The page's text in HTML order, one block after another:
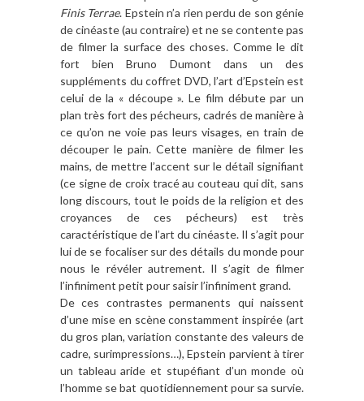
Finis Terrae. Epstein n’a rien perdu de son génie
de cinéaste (au contraire) et ne se contente pas
de filmer la surface des choses. Comme le dit
fort bien Bruno Dumont dans un des
suppléments du coffret DVD, l’art d’Epstein est
celui de la « découpe ». Le film débute par un
plan très fort des pécheurs, cadrés de manière à
ce qu’on ne voie pas leurs visages, en train de
découper le pain. Cette manière de filmer les
mains, de mettre l’accent sur le détail signifiant
(ce signe de croix tracé au couteau qui dit, sans
long discours, tout le poids de la religion et des
croyances de ces pécheurs) est très
caractéristique de l’art du cinéaste. Il s’agit pour
lui de se focaliser sur des détails du monde pour
nous le révéler autrement. Il s’agit de filmer
l’infiniment petit pour saisir l’infiniment grand.
De ces contrastes permanents qui naissent
d’une mise en scène constamment inspirée (art
du gros plan, variation constante des valeurs de
cadre, surimpressions…), Epstein parvient à tirer
un tableau aride et stupéfiant d’un monde où
l’homme se bat quotidiennement pour sa survie.